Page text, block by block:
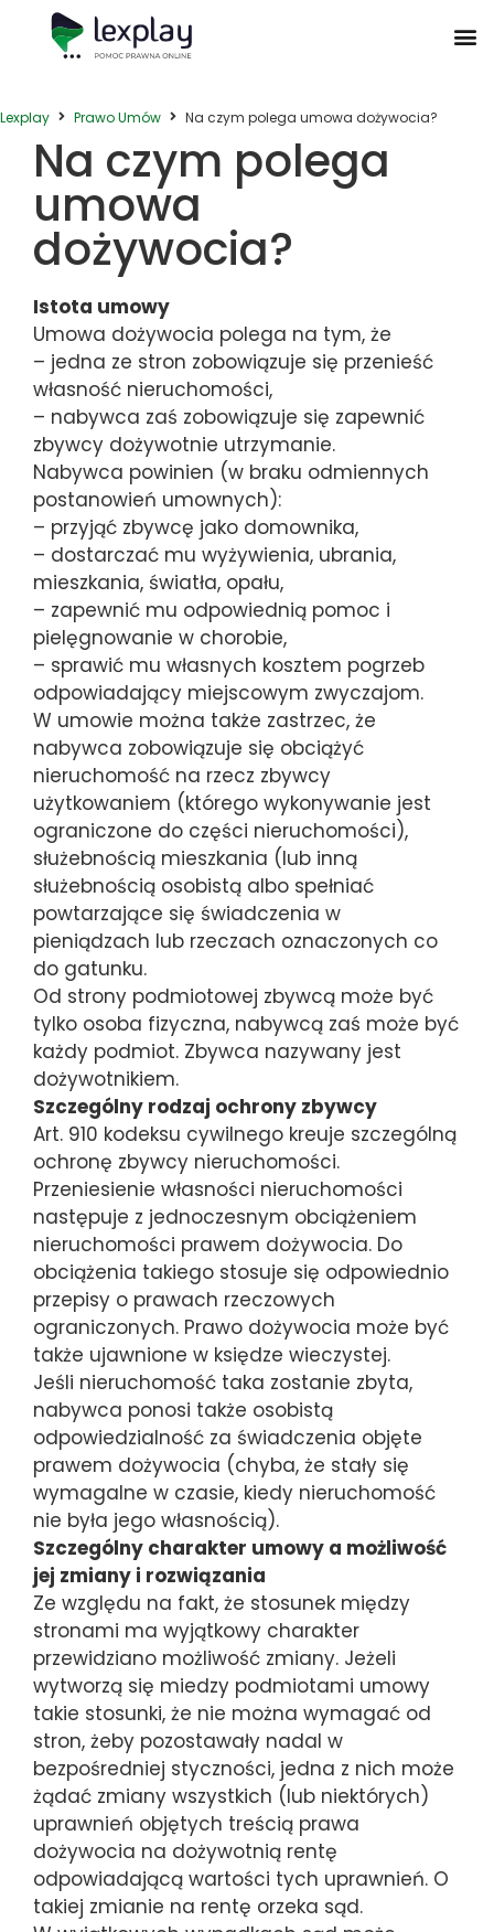
Lexplay Prawo Umów Na czym polega umowa dożywocia?
Na czym polega
umowa
dożywocia?
Istota umowy
Umowa dożywocia polega na tym, że
– jedna ze stron zobowiązuje się przenieść
własność nieruchomości,
– nabywca zaś zobowiązuje się zapewnić
zbywcy dożywotnie utrzymanie.
Nabywca powinien (w braku odmiennych
postanowień umownych):
– przyjąć zbywcę jako domownika,
– dostarczać mu wyżywienia, ubrania,
mieszkania, światła, opału,
– zapewnić mu odpowiednią pomoc i
pielęgnowanie w chorobie,
– sprawić mu własnych kosztem pogrzeb
odpowiadający miejscowym zwyczajom.
W umowie można także zastrzec, że
nabywca zobowiązuje się obciążyć
nieruchomość na rzecz zbywcy
użytkowaniem (którego wykonywanie jest
ograniczone do części nieruchomości),
służebnością mieszkania (lub inną
służebnością osobistą albo spełniać
powtarzające się świadczenia w
pieniądzach lub rzeczach oznaczonych co
do gatunku.
Od strony podmiotowej zbywcą może być
tylko osoba fizyczna, nabywcą zaś może być
każdy podmiot. Zbywca nazywany jest
dożywotnikiem.
Szczególny rodzaj ochrony zbywcy
Art. 910 kodeksu cywilnego kreuje szczególną
ochronę zbywcy nieruchomości.
Przeniesienie własności nieruchomości
następuje z jednoczesnym obciążeniem
nieruchomości prawem dożywocia. Do
obciążenia takiego stosuje się odpowiednio
przepisy o prawach rzeczowych
ograniczonych. Prawo dożywocia może być
także ujawnione w księdze wieczystej.
Jeśli nieruchomość taka zostanie zbyta,
nabywca ponosi także osobistą
odpowiedzialność za świadczenia objęte
prawem dożywocia (chyba, że stały się
wymagalne w czasie, kiedy nieruchomość
nie była jego własnością).
Szczególny charakter umowy a możliwość
jej zmiany i rozwiązania
Ze względu na fakt, że stosunek między
stronami ma wyjątkowy charakter
przewidziano możliwość zmiany. Jeżeli
wytworzą się miedzy podmiotami umowy
takie stosunki, że nie można wymagać od
stron, żeby pozostawały nadal w
bezpośredniej styczności, jedna z nich może
żądać zmiany wszystkich (lub niektórych)
uprawnień objętych treścią prawa
dożywocia na dożywotnią rentę
odpowiadającą wartości tych uprawnień. O
takiej zmianie na rentę orzeka sąd.